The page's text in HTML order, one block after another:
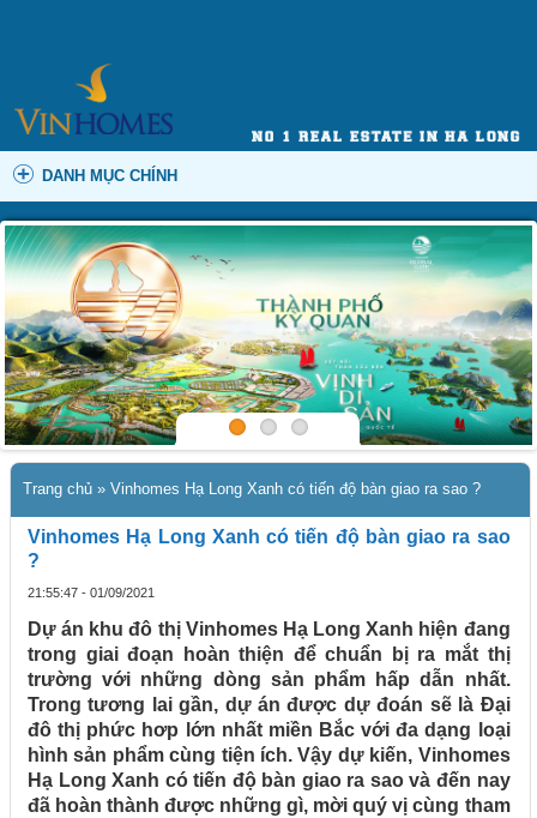
DANH MỤC CHÍNH
Trang chủ » Vinhomes Hạ Long Xanh có tiến độ bàn giao ra sao ?
Vinhomes Hạ Long Xanh có tiến độ bàn giao ra sao
?
21:55:47 - 01/09/2021
Dự án khu đô thị Vinhomes Hạ Long Xanh hiện đang
trong giai đoạn hoàn thiện để chuẩn bị ra mắt thị
trường với những dòng sản phẩm hấp dẫn nhất.
Trong tương lai gần, dự án được dự đoán sẽ là Đại
đô thị phức hơp lớn nhất miền Bắc với đa dạng loại
hình sản phẩm cùng tiện ích. Vậy dự kiến, Vinhomes
Hạ Long Xanh có tiến độ bàn giao ra sao và đến nay
đã hoàn thành được những gì, mời quý vị cùng tham